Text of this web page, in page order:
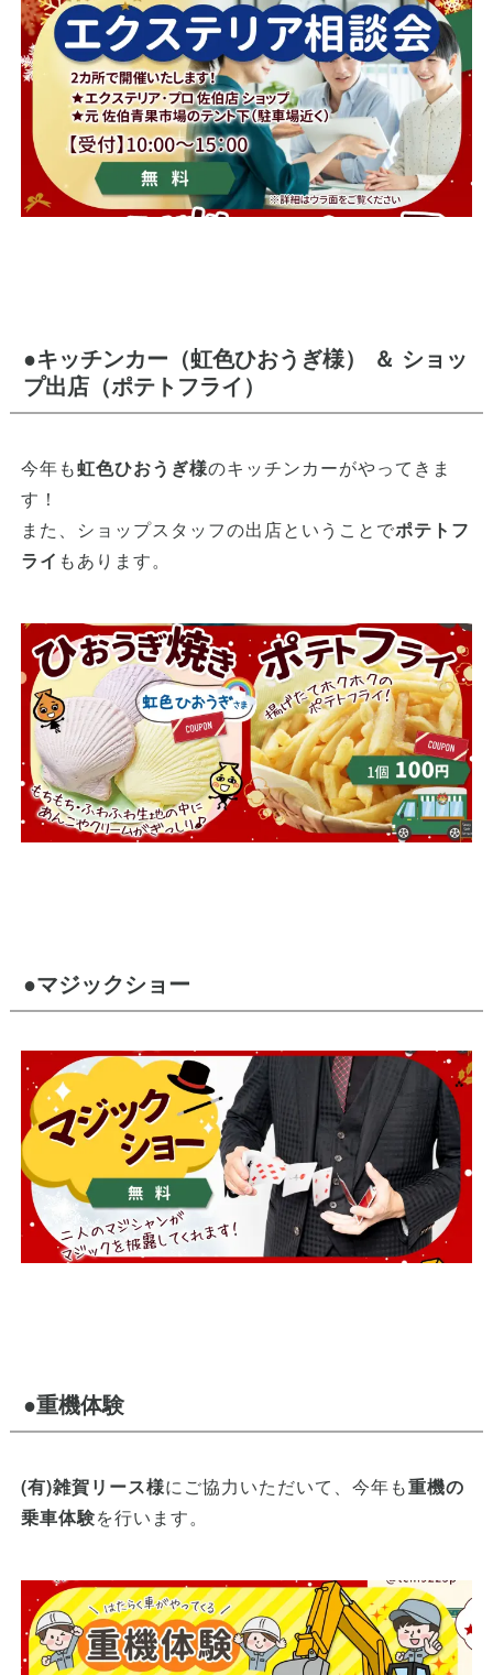
●キッチンカー（虹色ひおうぎ様） ＆ ショッ
プ出店（ポテトフライ）
今年も虹色ひおうぎ様のキッチンカーがやってきま
す！
また、ショップスタッフの出店ということでポテトフ
ライ もあります。
●マジックショー
●重機体験
(有)雑賀リース様にご協力いただいて、今年も重機の
乗車体験を行います。